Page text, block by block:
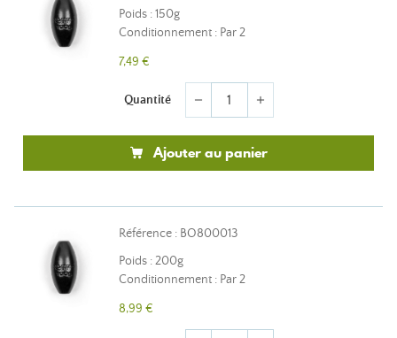
Poids : 150g
Conditionnement : Par 2
7,49 €
Quantité remove add
Ajouter au panier
Référence : BO800013
Poids : 200g
Conditionnement : Par 2
8,99 €